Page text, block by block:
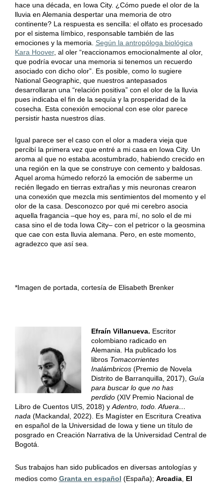
hace una década, en Iowa City. ¿Cómo puede el olor de la
lluvia en Alemania despertar una memoria de otro
continente? La respuesta es sencilla: el olfato es procesado
por el sistema límbico, responsable también de las
emociones y la memoria. Según la antropóloga biológica
Kara Hoover, al oler “reaccionamos emocionalmente al olor,
que podría evocar una memoria si tenemos un recuerdo
asociado con dicho olor”. Es posible, como lo sugiere
National Geographic, que nuestros antepasados
desarrollaran una “relación positiva” con el olor de la lluvia
pues indicaba el fin de la sequía y la prosperidad de la
cosecha. Esta conexión emocional con ese olor parece
persistir hasta nuestros días.
Igual parece ser el caso con el olor a madera vieja que
percibí la primera vez que entré a mi casa en Iowa City. Un
aroma al que no estaba acostumbrado, habiendo crecido en
una región en la que se construye con cemento y baldosas.
Aquel aroma húmedo reforzó la emoción de saberme un
recién llegado en tierras extrañas y mis neuronas crearon
una conexión que mezcla mis sentimientos del momento y el
olor de la casa. Desconozco por qué mi cerebro asocia
aquella fragancia –que hoy es, para mí, no solo el de mi
casa sino el de toda Iowa City– con el petricor o la geosmina
que cae con esta lluvia alemana. Pero, en este momento,
agradezco que así sea.
*Imagen de portada, cortesía de Elisabeth Brenker
Efraín Villanueva. Escritor
colombiano radicado en
Alemania.
Ha publicado los
libros Tomacorrientes
Inalámbricos (Premio de Novela
Distrito de Barranquilla, 2017), Guía
para buscar lo que no has
perdido (XIV Premio Nacional de
Libro de Cuentos UIS, 2018) y Adentro, todo. Afuera…
nada (Mackandal, 2022). Es Magíster en Escritura Creativa
en español de la Universidad de Iowa y tiene un título de
posgrado en Creación Narrativa de la Universidad Central de
Bogotá.
Sus trabajos han sido publicados en diversas antologías y
medios como Granta en español (España); Arcadia, El